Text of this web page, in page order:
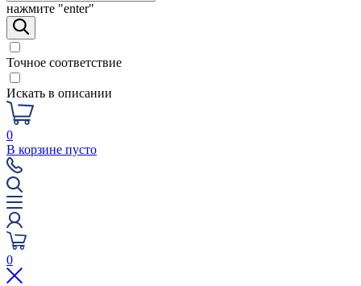
нажмите "enter"
Точное соответствие
Искать в описании
0
В корзине пусто
0